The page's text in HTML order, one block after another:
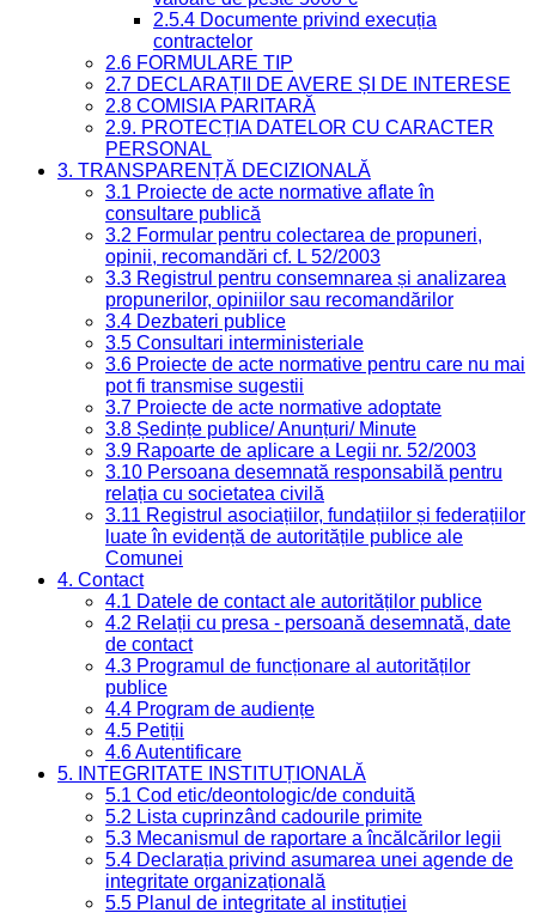
2.5.4 Documente privind execuția
contractelor
2.6 FORMULARE TIP
2.7 DECLARAȚII DE AVERE ȘI DE INTERESE
2.8 COMISIA PARITARĂ
2.9. PROTECȚIA DATELOR CU CARACTER
PERSONAL
3. TRANSPARENȚĂ DECIZIONALĂ
3.1 Proiecte de acte normative aflate în
consultare publică
3.2 Formular pentru colectarea de propuneri,
opinii, recomandări cf. L 52/2003
3.3 Registrul pentru consemnarea și analizarea
propunerilor, opiniilor sau recomandărilor
3.4 Dezbateri publice
3.5 Consultari interministeriale
3.6 Proiecte de acte normative pentru care nu mai
pot fi transmise sugestii
3.7 Proiecte de acte normative adoptate
3.8 Ședințe publice/ Anunțuri/ Minute
3.9 Rapoarte de aplicare a Legii nr. 52/2003
3.10 Persoana desemnată responsabilă pentru
relația cu societatea civilă
3.11 Registrul asociațiilor, fundațiilor și federațiilor
luate în evidență de autoritățile publice ale
Comunei
4. Contact
4.1 Datele de contact ale autorităților publice
4.2 Relații cu presa - persoană desemnată, date
de contact
4.3 Programul de funcționare al autorităților
publice
4.4 Program de audiențe
4.5 Petiții
4.6 Autentificare
5. INTEGRITATE INSTITUȚIONALĂ
5.1 Cod etic/deontologic/de conduită
5.2 Lista cuprinzând cadourile primite
5.3 Mecanismul de raportare a încălcărilor legii
5.4 Declarația privind asumarea unei agende de
integritate organizațională
5.5 Planul de integritate al instituției